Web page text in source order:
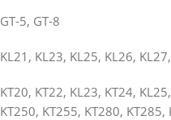
GT-5, GT-8
KL21, KL23, KL25, KL26,
KT20, KT22, KL23, KT24,
KT250, KT255, KT280, KT285,